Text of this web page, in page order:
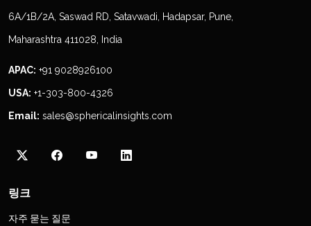
6A/1B/2A, Saswad RD, Satavwadi, Hadapsar, Pune,
Maharashtra 411028, India
APAC: +91 9028926100
USA: +1-303-800-4326
Email: sales@sphericalinsights.com
링크
자주 묻는 질문